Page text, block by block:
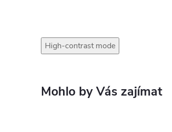
High-contrast mode